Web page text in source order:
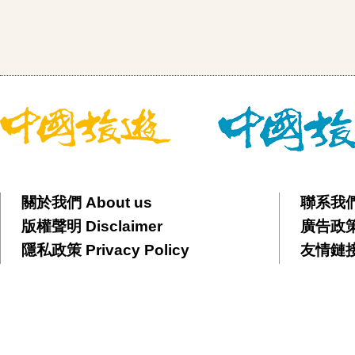
關於我們 About us
版權聲明 Disclaimer
隱私政策 Privacy Policy
聯系我
廣告政
友情鏈